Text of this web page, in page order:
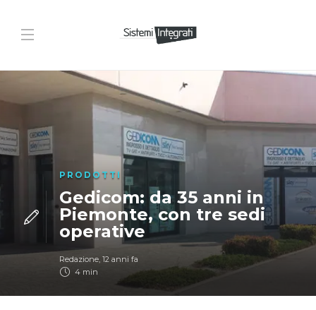
PRODOTTI
Gedicom: da 35 anni in
Piemonte, con tre sedi
operative
Redazione, 12 anni fa
4 min